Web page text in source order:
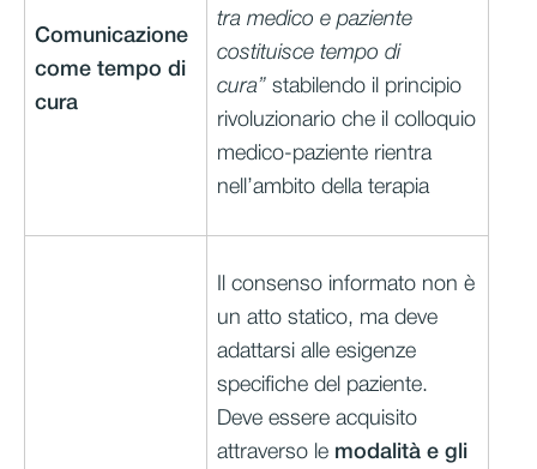
Comunicazione
come tempo di
cura
tra medico e paziente
costituisce tempo di
cura” stabilendo il principio
rivoluzionario che il colloquio
medico-paziente rientra
nell’ambito della terapia
Il consenso informato non è
un atto statico, ma deve
adattarsi alle esigenze
specifiche del paziente.
Deve essere acquisito
attraverso le modalità e gli